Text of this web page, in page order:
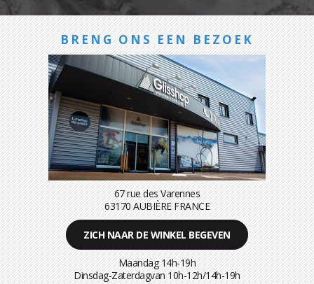
BRENG ONS EEN BEZOEK
67 rue des Varennes
63170 AUBIÈRE FRANCE
ZICH NAAR DE WINKEL BEGEVEN
Maandag 14h-19h
Dinsdag-Zaterdagvan 10h-12h/14h-19h